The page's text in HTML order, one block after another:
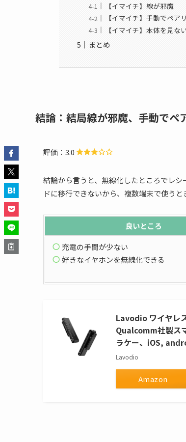
【イマイチ】線が邪魔
【イマイチ】手動でペ
【イマイチ】本体を見
まとめ
結論：結局線が邪魔、手動でペ
評価：3.0
結論から言うと、無線化したところでレ
ドに移行できないから、複数端末で使う
良いところ
充電の手間が少ない
好きなイヤホンを無線化できる
Lavodio ワイヤレ
Qualcomm社製ス
ラケー、iOS,
Lavodio
Amazon